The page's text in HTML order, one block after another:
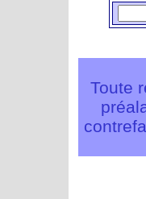
Toute